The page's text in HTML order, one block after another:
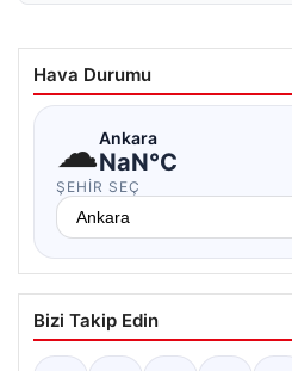
Hava Durumu
☁Ankara
NaN°C
ŞEHIR SEÇ
Bizi Takip Edin